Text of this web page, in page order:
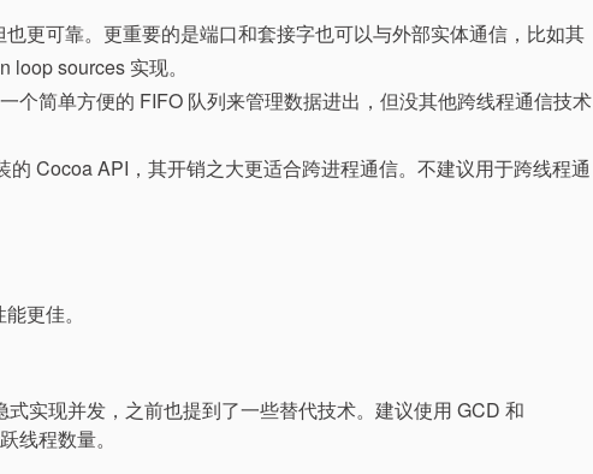
更可靠。更重要的是端口和套接字也可以与外部实体通信，比如其
sources 实现。
个简单方便的 FIFO 队列来管理数据进出，但没其他跨线程通信技术
Cocoa API，其开销之大更适合跨进程通信。不建议用于跨线程通
更佳。
实现并发，之前也提到了一些替代技术。建议使用 GCD 和
线程数量。